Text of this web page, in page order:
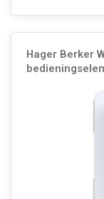
Hager Berker